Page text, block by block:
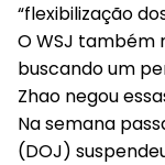
“flexibilização
O WSJ também
buscando um
Zhao negou
Na semana
(DOJ)